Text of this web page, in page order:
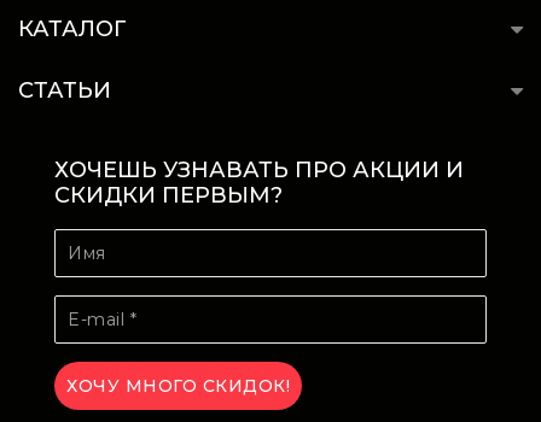
КАТАЛОГ
СТАТЬИ
ХОЧЕШЬ УЗНАВАТЬ ПРО АКЦИИ И
СКИДКИ ПЕРВЫМ?